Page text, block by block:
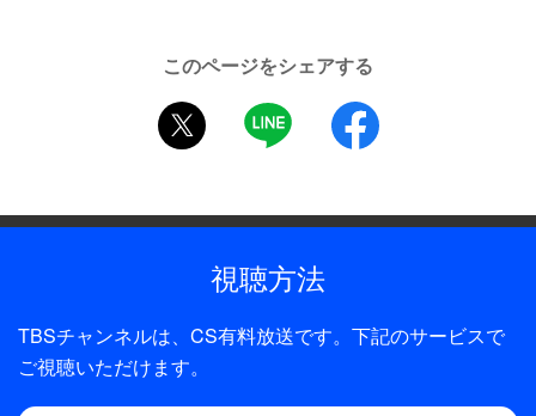
三笑亭夢丸（さんしょうてい・ゆめまる）「次の御
用日（つぎのごようび）」※地上波未放送
橘家圓太郎（たちばなや・えんたろう）「火焔太鼓
（かえんだいこ）」※地上波未放送
「子別れ」春風亭一之輔、「次の御用日」三笑亭夢丸、
杏子（TBSアナウンサー）
制作
TBS
このページをシェアする
twitter
LINE
視聴方法
TBSチャンネルは、CS有料放送です。下記のサービスで
ご視聴いただけます。